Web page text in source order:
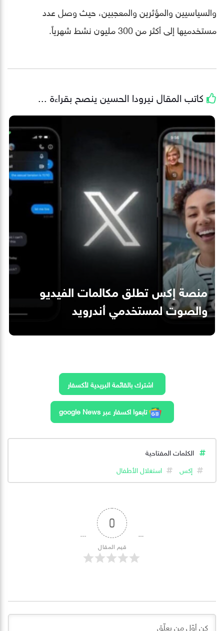
والسياسيين والمؤثرين والمعجبين، حيث وصل عدد
مستخدميها إلى أكثر من 300 مليون نشط شهرياً.
كاتب المقال نيرودا الحسين ينصح بقراءة ...
منصة إكس تطلق مكالمات الفيديو
والصوت لمستخدمي أندرويد
اشترك بالقائمة البريدية لأكسفار
تابعوا اكسفار عبر google News
الكلمات المفتاحية
إكس
استغلال الأطفال
0
قيم المقال